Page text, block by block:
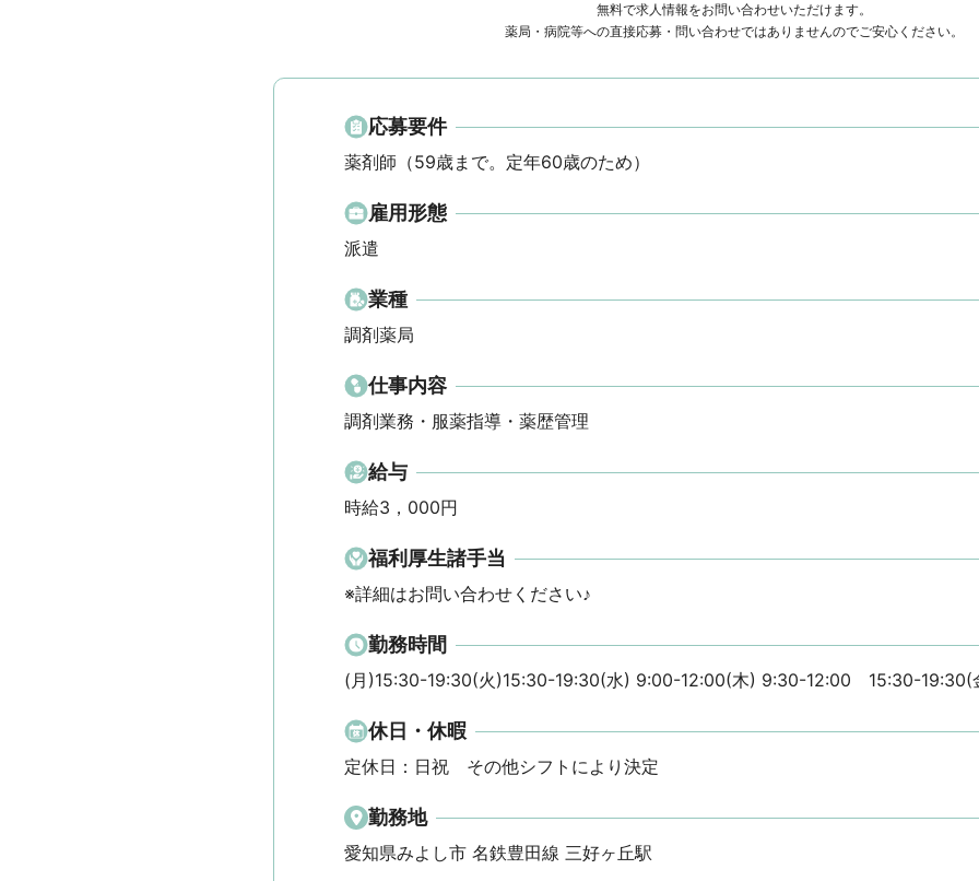
無料で求人情報をお問い合わせいただけます。
薬局・病院等への直接応募・問い合わせではありませんのでご安心ください。
応募要件
薬剤師（59歳まで。定年60歳のため）
雇用形態
派遣
業種
調剤薬局
仕事内容
調剤業務・服薬指導・薬歴管理
給与
時給3，000円
福利厚生諸手当
※詳細はお問い合わせください♪
勤務時間
(月)15:30-19:30(火)15:30-19:30(水) 9:00-12:00(木) 9:30-12:00　15:30-19:30(
休日・休暇
定休日：日祝　その他シフトにより決定
勤務地
愛知県みよし市 名鉄豊田線 三好ヶ丘駅